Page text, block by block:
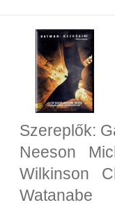
Szereplők:
Neeson
Wilkinson
Watanabe